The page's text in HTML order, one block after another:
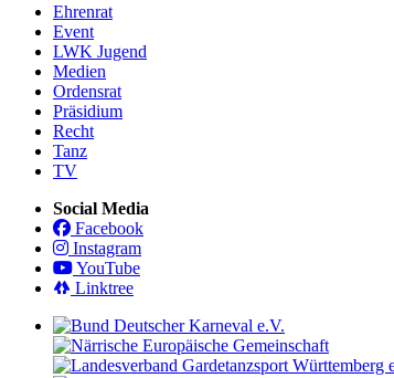
Ehrenrat
Event
LWK Jugend
Medien
Ordensrat
Präsidium
Recht
Tanz
TV
Social Media
Facebook
Instagram
YouTube
Linktree